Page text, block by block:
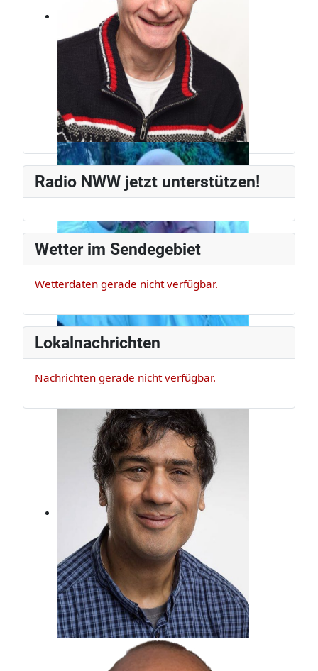
Jürg Weber
Radiomann, schon seit den frühen
80ern.
Er ist Musikexperte und Bassist, der
darf das!
Kindertraum erfüllt, Beim Radio
Radio NWW jetzt unterstützen!
Wetter im Sendegebiet
Wetterdaten gerade nicht verfügbar.
Lokalnachrichten
Nachrichten gerade nicht verfügbar.